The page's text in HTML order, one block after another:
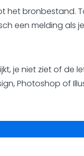
het bronbestand.
een melding als
je niet ziet of de
Photoshop of